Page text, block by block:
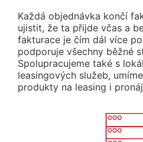
Každá objednávka končí
ujistit, že ta přijde včas a
fakturace je čím dál více
podporuje všechny běžné
Spolupracujeme také s
leasingových služeb,
produkty na leasing i